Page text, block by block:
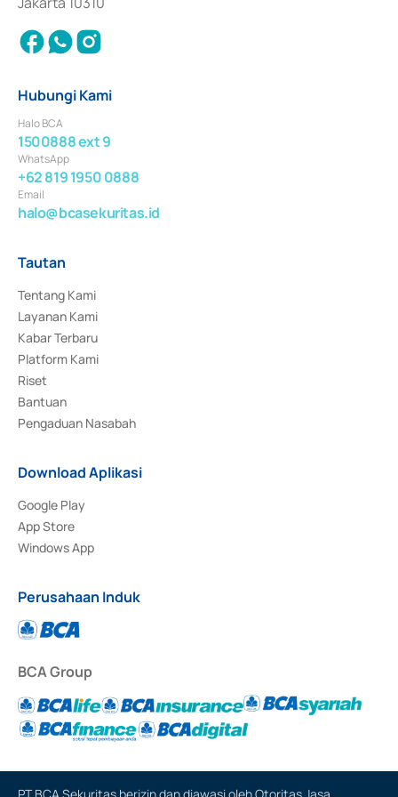
Hubungi Kami
Halo BCA
1500888 ext 9
WhatsApp
+62 819 1950 0888
Email
halo@bcasekuritas.id
Tautan
Tentang Kami
Layanan Kami
Kabar Terbaru
Platform Kami
Riset
Bantuan
Pengaduan Nasabah
Download Aplikasi
Google Play
App Store
Windows App
Perusahaan Induk
BCA Group